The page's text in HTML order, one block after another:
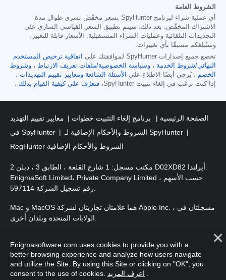
الشروط العامة
أي عملية شراء لبرنامج SpyHunter بسعر مخفّض تسري طوال مدة
الاشتراك المخفّض. بعد ذلك، سيتم تطبيق السعر القياسي الساري على
التجديدات التلقائية وعمليات الشراء المستقبلية. الأسعار قابلة للتغيير،
وسنُبلغكم مسبقًا بأي تغييرات.
تخضع جميع إصدارات SpyHunter لموافقتك على
اتفاقية ترخيص المستخدم
النهائي/شروط الخدمة ، وسياسة الخصوصية/ملفات تعريف الارتباط ، وشروط
الخصم . يُرجى أيضًا الاطلاع على الأسئلة الشائعة ومعايير تقييم التهديدات .
إذا كنت ترغب في إلغاء تثبيت SpyHunter،
فتعرّف على كيفية القيام بذلك .
الصفحة الرئيسية برنامج إلغاء التثبيت خطوات
معايير تقييم التهديد
في SpyHunter
الشروط والأحكام الإضافية لـ SpyHunter
RegHunter الشروط والأحكام الإضافية
EnigmaSoft Limited، Private Company Limited حسب الأسهم ،
Mac و MacOS هما علامتان تجاريتان لشركة Apple Inc. ، مسجلتان في
محفوظة.
Enigmasoftware.com uses cookies to provide you with a
better browsing experience and analyze how users navigate
and utilize the Site. By using this Site or clicking on "OK", you
consent to the use of cookies.
اعرف المزيد